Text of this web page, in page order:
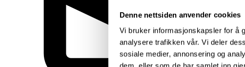
Denne nettsiden anvender cookies
Vi bruker informasjonskapsler for å
analysere trafikken vår. Vi deler
sosiale medier, annonsering og